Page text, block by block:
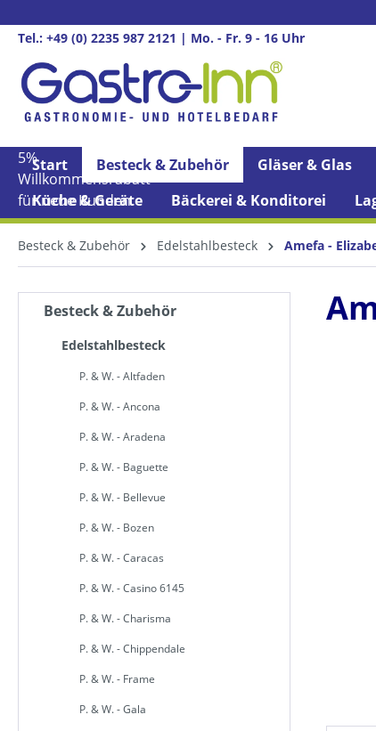
Zur Hauptnavigation springen
Tel.: +49 (0) 2235 987 2121 | Mo. - Fr. 9 - 16 Uhr
5%
Willkommens­rabatt**
für neue Kunden
Start Besteck & Zubehör Gläser & Glas
Küche & Geräte
Bäckerei & Konditorei
Besteck & Zubehör Edelstahlbesteck Amefa -
Besteck & Zubehör
Edelstahlbesteck
P. & W. - Altfaden
P. & W. - Ancona
P. & W. - Aradena
P. & W. - Baguette
P. & W. - Bellevue
P. & W. - Bozen
P. & W. - Caracas
P. & W. - Casino 6145
P. & W. - Charisma
P. & W. - Chippendale
P. & W. - Frame
P. & W. - Gala